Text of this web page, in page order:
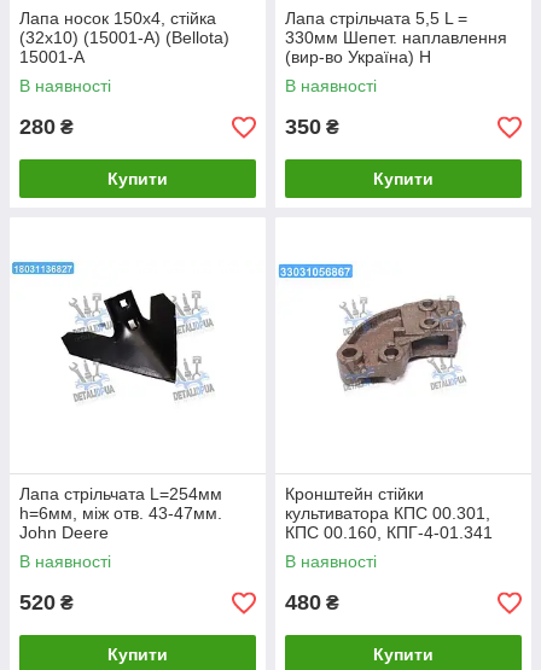
Лапа носок 150х4, стійка
(32х10) (15001-A) (Bellota)
15001-A
В наявності
280 ₴
Купити
Лапа стрільчата 5,5 L =
330мм Шепет. наплавлення
(вир-во Україна) Н
043.052.008-НШ UA1
В наявності
350 ₴
Купити
Лапа стрільчата L=254мм
h=6мм, між отв. 43-47мм.
John Deere
N182041/N182114/56187
(Bellota) 15027-F10CA
В наявності
520 ₴
Купити
Кронштейн стійки
культиватора КПС 00.301,
КПС 00.160, КПГ-4-01.341
(вир-во Україна) КПЦ 00.207
В наявності
480 ₴
Купити